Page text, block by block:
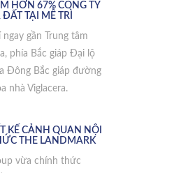
HƠN 67% CÔNG TY
TẠI MỄ TRÌ
gần Trung tâm
phía Bắc giáp Đại lộ
Đông Bắc giáp đường
nhà Viglacera.
KẾ CẢNH QUAN NỘI
THE LANDMARK
vừa chính thức